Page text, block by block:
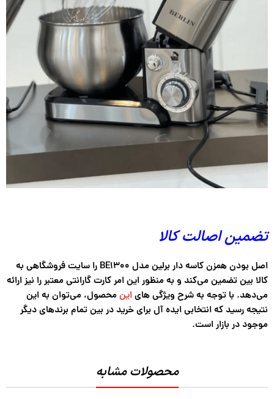
تضمین اصالت کالا
اصل بودن همزن کاسه دار برلین مدل BE1300 را سایت فروشگاهی به
کالا بین تضمین می‌کند و به منظور این امر کارت گارانتی معتبر را نیز ارائه
می‌دهد. با توجه به شرح ویژگی هایاینمحصول، می‌توان به این
نتیجه رسید که انتخابی ایده آل برای خرید در بین تمام برندهای دیگر
موجود در بازار است.
محصولات مشابه